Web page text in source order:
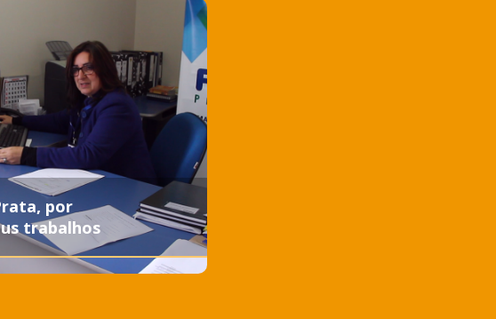
por
trabalhos